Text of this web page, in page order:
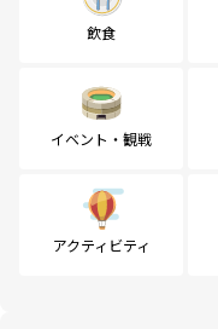
飲食
イベント・観戦
アクティビティ